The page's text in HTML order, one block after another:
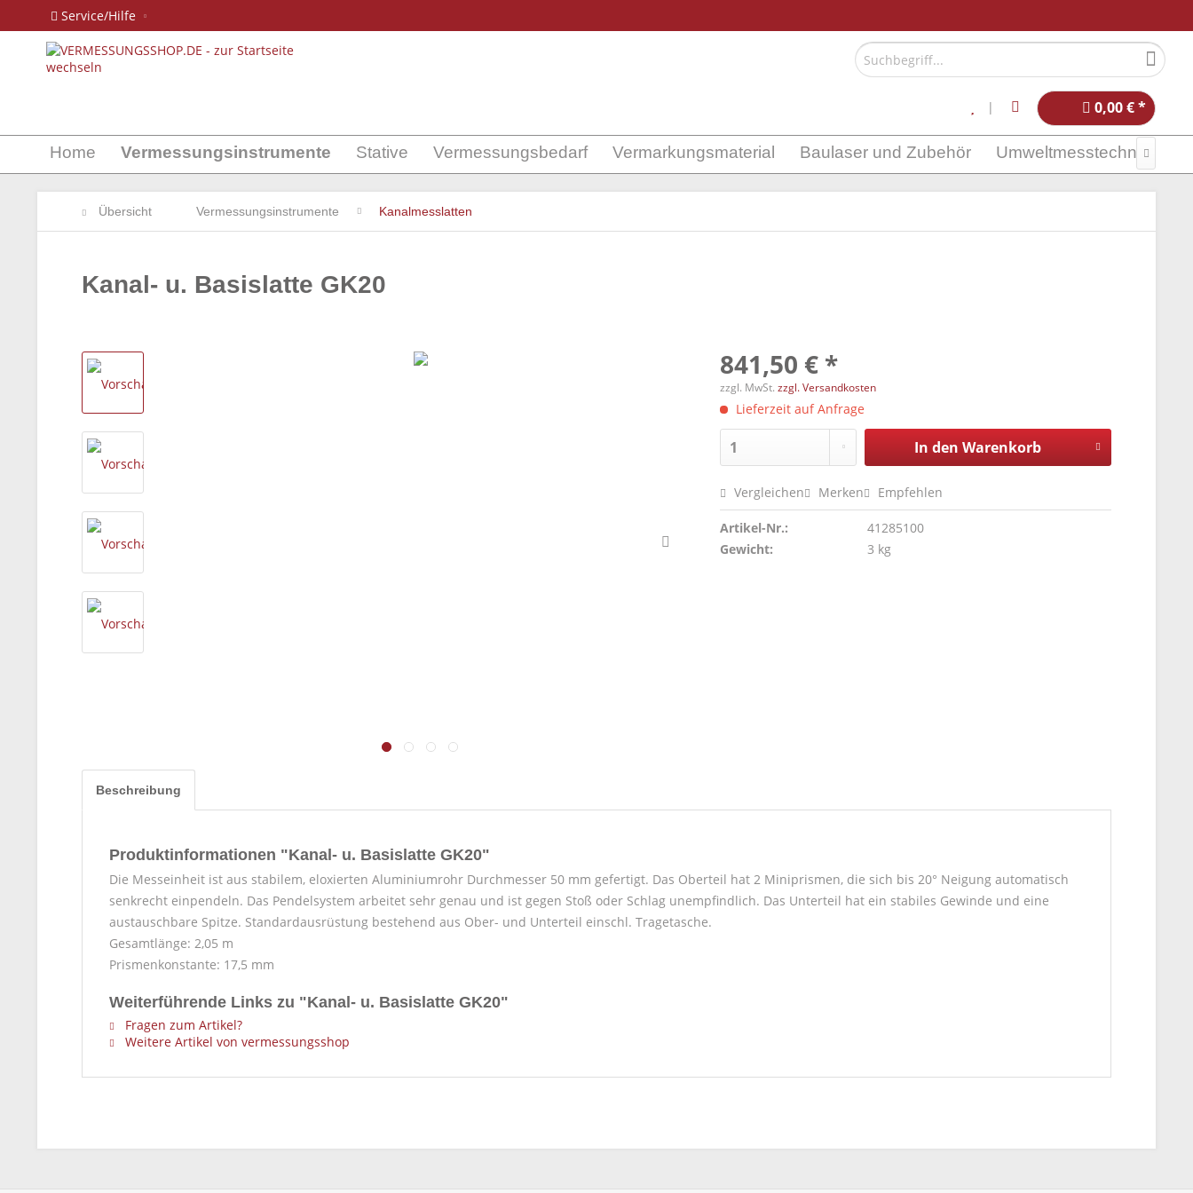
Service/Hilfe
0,00 € *
Home Vermessungsinstrumente Stative Vermessungsbedarf Vermarkungsmaterial Baulaser und Zubehör Umweltmesstechnik
Übersicht Vermessungsinstrumente Kanalmesslatten
Kanal- u. Basislatte GK20
841,50 € *
zzgl. MwSt.zzgl. Versandkosten
Lieferzeit auf Anfrage
In den Warenkorb
Vergleichen Merken Empfehlen
Artikel-Nr.:
41285100
Gewicht:
3 kg
Beschreibung
Produktinformationen "Kanal- u. Basislatte GK20"
Die Messeinheit ist aus stabilem, eloxierten Aluminiumrohr Durchmesser 50 mm gefertigt. Das Oberteil hat 2 Miniprismen, die sich bis 20° Neigung automatisch
senkrecht einpendeln. Das Pendelsystem arbeitet sehr genau und ist gegen Stoß oder Schlag unempfindlich. Das Unterteil hat ein stabiles Gewinde und eine
austauschbare Spitze. Standardausrüstung bestehend aus Ober- und Unterteil einschl. Tragetasche.
Gesamtlänge: 2,05 m
Prismenkonstante: 17,5 mm
Weiterführende Links zu "Kanal- u. Basislatte GK20"
Fragen zum Artikel?
Weitere Artikel von vermessungsshop